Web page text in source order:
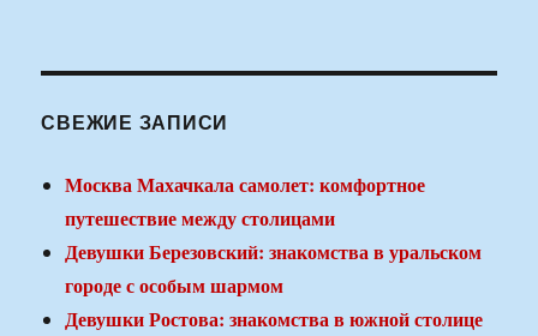
СВЕЖИЕ ЗАПИСИ
Москва Махачкала самолет: комфортное
путешествие между столицами
Девушки Березовский: знакомства в уральском
городе с особым шармом
Девушки Ростова: знакомства в южной столице